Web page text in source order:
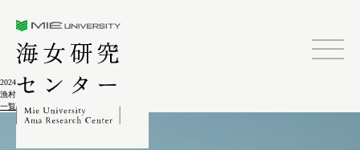
2024.02.04
漁村水産地理学研究 第1集
一覧に戻る